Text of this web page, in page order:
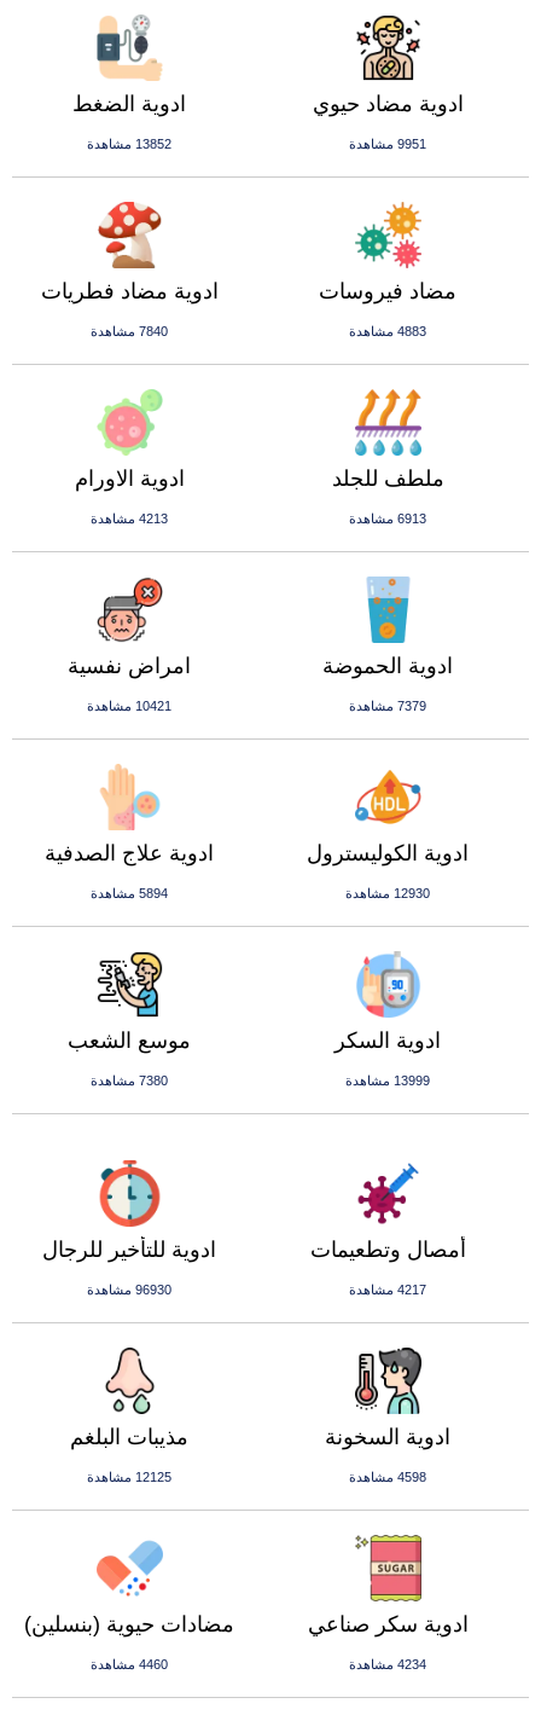
ادوية الضغط
13852 مشاهدة
ادوية مضاد حيوي
9951 مشاهدة
ادوية مضاد فطريات
7840 مشاهدة
مضاد فيروسات
4883 مشاهدة
ادوية الاورام
4213 مشاهدة
ملطف للجلد
6913 مشاهدة
امراض نفسية
10421 مشاهدة
ادوية الحموضة
7379 مشاهدة
ادوية علاج الصدفية
5894 مشاهدة
ادوية الكوليسترول
12930 مشاهدة
موسع الشعب
7380 مشاهدة
ادوية السكر
13999 مشاهدة
ادوية للتأخير للرجال
96930 مشاهدة
أمصال وتطعيمات
4217 مشاهدة
مذيبات البلغم
12125 مشاهدة
ادوية السخونة
4598 مشاهدة
مضادات حيوية (بنسلين)
4460 مشاهدة
ادوية سكر صناعي
4234 مشاهدة